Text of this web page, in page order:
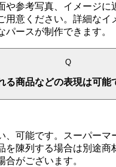
や参考写真、イメージに
用意ください。詳細なイ
パースが制作できます。
Q
る商品などの表現は可能
、可能です。スーパーマ
を陳列する場合は別途商
合がございます。